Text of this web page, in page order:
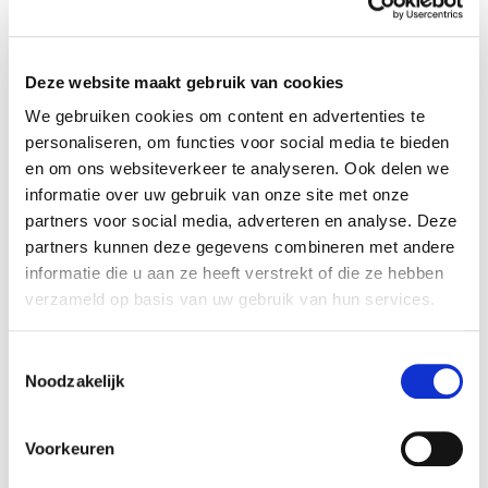
Deze website maakt gebruik van cookies
We gebruiken cookies om content en advertenties te
personaliseren, om functies voor social media te bieden
en om ons websiteverkeer te analyseren. Ook delen we
informatie over uw gebruik van onze site met onze
partners voor social media, adverteren en analyse. Deze
partners kunnen deze gegevens combineren met andere
informatie die u aan ze heeft verstrekt of die ze hebben
verzameld op basis van uw gebruik van hun services.
Noodzakelijk
Voorkeuren
brood, een mooie taart of kook iets speciaals.
Maak het een oefening in het loslaten van het
resultaat. Het hoeft niet perfect. Je bent iets
aan het maken zonder de druk van het
moeten. Kies iets wat je leuk lijkt en probeer
het eens. Hoe voelt het voor jou? Dit zijn een
paar voorbeelden, een coach kan je helpen te
vinden wat voor jou werkt en op welke manier
dat in jouw herstel past. Hulp kan je structuur
en stabiliteit vinden in deze zoekende fase.
h
erstellen van burn-
leren kennen